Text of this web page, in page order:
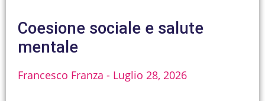
Coesione sociale e salute
mentale
Francesco Franza Luglio 28, 2026